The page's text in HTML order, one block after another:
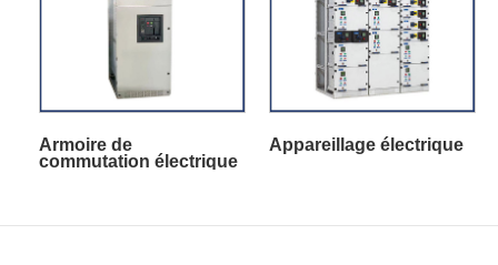
Armoire de
commutation électrique
Appareillage électrique